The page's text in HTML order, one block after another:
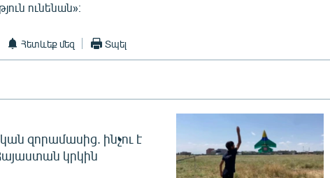
ունենան»։
Հետևեք մեզ Տպել
զորամասից. ինչու է
կրկին